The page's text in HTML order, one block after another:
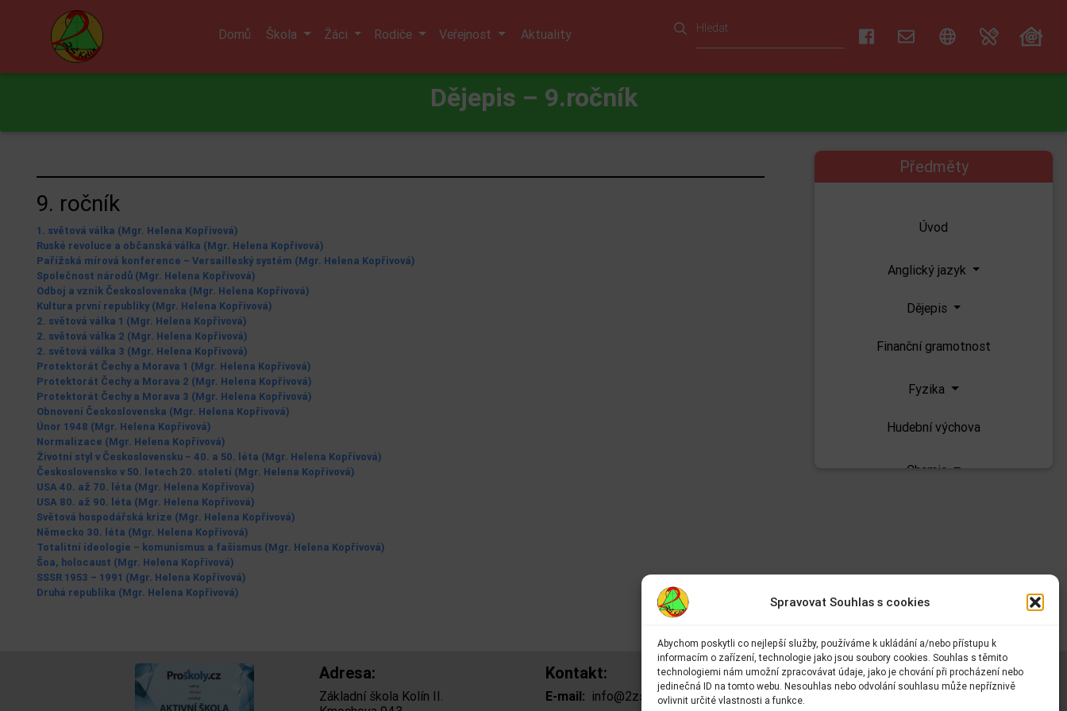
Spravovat Souhlas s cookies
Abychom poskytli co nejlepší služby, používáme k ukládání a/nebo přístupu k
informacím o zařízení, technologie jako jsou soubory cookies. Souhlas s těmito
technologiemi nám umožní zpracovávat údaje, jako je chování při procházení nebo
jedinečná ID na tomto webu. Nesouhlas nebo odvolání souhlasu může nepříznivě
ovlivnit určité vlastnosti a funkce.
Domů Škola Žáci Rodiče Veřejnost Aktuality
Dějepis – 9.ročník
9. ročník
1. světová válka (Mgr. Helena Kopřivová)
Ruské revoluce a občanská válka (Mgr. Helena Kopřivová)
Pařížská mírová konference – Versailleský systém (Mgr. Helena Kopřivová)
Společnost národů (Mgr. Helena Kopřivová)
Odboj a vznik Československa (Mgr. Helena Kopřivová)
Kultura první republiky (Mgr. Helena Kopřivová)
2. světová válka 1 (Mgr. Helena Kopřivová)
2. světová válka 2 (Mgr. Helena Kopřivová)
2. světová válka 3 (Mgr. Helena Kopřivová)
Protektorát Čechy a Morava 1 (Mgr. Helena Kopřivová)
Protektorát Čechy a Morava 2 (Mgr. Helena Kopřivová)
Protektorát Čechy a Morava 3 (Mgr. Helena Kopřivová)
Obnovení Československa (Mgr. Helena Kopřivová)
Únor 1948 (Mgr. Helena Kopřivová)
Normalizace (Mgr. Helena Kopřivová)
Životní styl v Československu – 40. a 50. léta (Mgr. Helena Kopřivová)
Československo v 50. letech 20. století (Mgr. Helena Kopřivová)
USA 40. až 70. léta (Mgr. Helena Kopřivová)
USA 80. až 90. léta (Mgr. Helena Kopřivová)
Světová hospodářská krize (Mgr. Helena Kopřivová)
Německo 30. léta (Mgr. Helena Kopřivová)
Totalitní ideologie – komunismus a fašismus (Mgr. Helena Kopřivová)
Šoa, holocaust (Mgr. Helena Kopřivová)
SSSR 1953 – 1991 (Mgr. Helena Kopřivová)
Druhá republika (Mgr. Helena Kopřivová)
Předměty
Úvod
Anglický jazyk
Dějepis
Finanční gramotnost
Fyzika
Hudební výchova
Chemie
Ruský jazyk
Adresa:
Základní škola Kolín II.
Kontakt:
E-mail: info@2zskolin.cz